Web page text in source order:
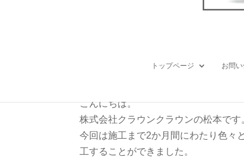
トップページ お問
栃木県足利市に
こんにちは。
株式会社クラウンクラウンの松本です
今回は施工まで2か月間にわたり色々
工することができました。